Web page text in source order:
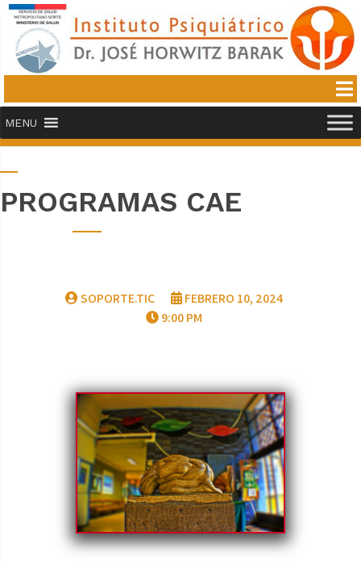
MENU
PROGRAMAS CAE
SOPORTE.TIC
FEBRERO 10, 2024
9:00 PM